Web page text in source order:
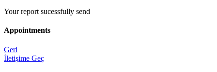
Your report sucessfully send
Appointments
Geri
İletişime Geç